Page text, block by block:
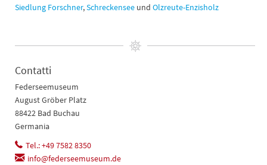
Siedlung Forschner,Schreckensee und Olzreute-Enzisholz
Contatti
Federseemuseum
August Gröber Platz
88422 Bad Buchau
Germania
Tel.: +49 7582 8350
info@federseemuseum.de